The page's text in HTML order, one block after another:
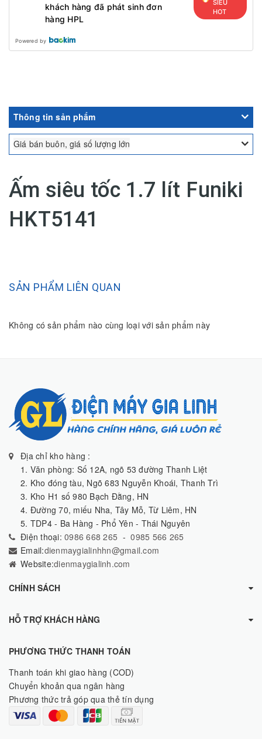
khách hàng đã phát sinh đơn
hàng HPL
SIÊU
HOT
Powered by
Thông tin sản phẩm
Giá bán buôn, giá số lượng lớn
Ấm siêu tốc 1.7 lít Funiki
HKT5141
SẢN PHẨM LIÊN QUAN
Không có sản phẩm nào cùng loại với sản phẩm này
Địa chỉ kho hàng :
1. Văn phòng: Số 12A, ngõ 53 đường Thanh Liệt
2. Kho đóng tàu, Ngõ 683 Nguyễn Khoái, Thanh Trì
3. Kho H1 số 980 Bạch Đằng, HN
4. Đường 70, miếu Nha, Tây Mỗ, Từ Liêm, HN
5. TDP4 - Ba Hàng - Phổ Yên - Thái Nguyên
Điện thoại: 0986 668 265 -0985 566 265
Email:dienmaygialinhhn@gmail.com
Website:dienmaygialinh.com
CHÍNH SÁCH
HỖ TRỢ KHÁCH HÀNG
PHƯƠNG THỨC THANH TOÁN
Thanh toán khi giao hàng (COD)
Chuyển khoản qua ngân hàng
Phương thức trả góp qua thẻ tín dụng